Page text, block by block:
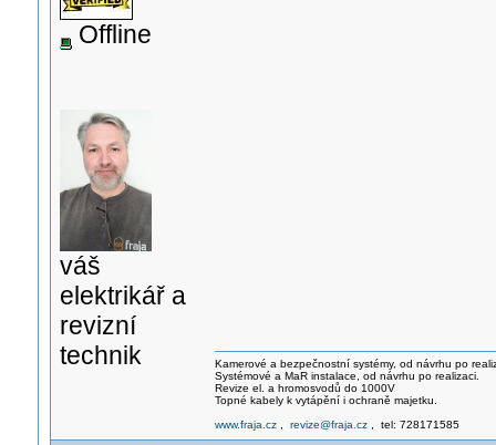
Offline
váš
elektrikář a
revizní
technik
Kamerové a bezpečnostní systémy, od návrhu po
Systémové a MaR instalace, od návrhu po realizaci.
Revize el. a hromosvodů do 1000V
Topné kabely k vytápění i ochraně majetku.
www.fraja.cz, revize@fraja.cz, tel: 728171585